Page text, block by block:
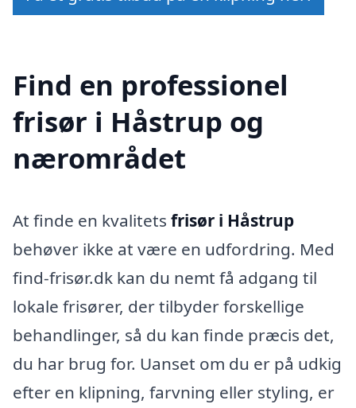
Find en professionel
frisør i Håstrup og
nærområdet
At finde en kvalitets frisør i Håstrup
behøver ikke at være en udfordring. Med
find-frisør.dk kan du nemt få adgang til
lokale frisører, der tilbyder forskellige
behandlinger, så du kan finde præcis det,
du har brug for. Uanset om du er på udkig
efter en klipning, farvning eller styling, er